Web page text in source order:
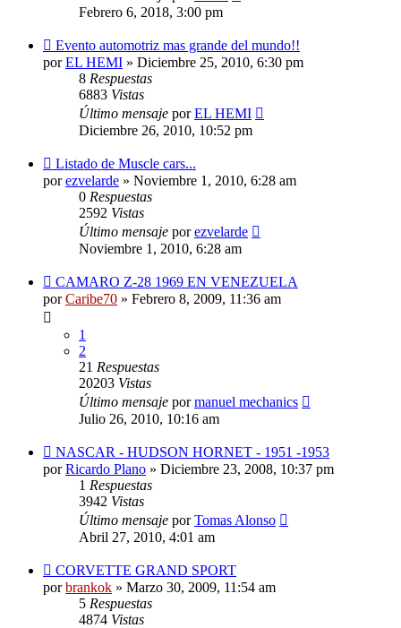
Febrero 6, 2018, 3:00 pm
Evento automotriz mas grande del mundo!!
porEL HEMI » Diciembre 25, 2010, 6:30 pm
8 Respuestas
6883 Vistas
Último mensaje porEL HEMI
Diciembre 26, 2010, 10:52 pm
Listado de Muscle cars...
porezvelarde » Noviembre 1, 2010, 6:28 am
0 Respuestas
2592 Vistas
Último mensaje porezvelarde
Noviembre 1, 2010, 6:28 am
CAMARO Z-28 1969 EN VENEZUELA
porCaribe70 » Febrero 8, 2009, 11:36 am
1
2
21 Respuestas
20203 Vistas
Último mensaje pormanuel mechanics
Julio 26, 2010, 10:16 am
NASCAR - HUDSON HORNET - 1951 -1953
porRicardo Plano » Diciembre 23, 2008, 10:37 pm
1 Respuestas
3942 Vistas
Último mensaje porTomas Alonso
Abril 27, 2010, 4:01 am
CORVETTE GRAND SPORT
porbrankok » Marzo 30, 2009, 11:54 am
5 Respuestas
4874 Vistas